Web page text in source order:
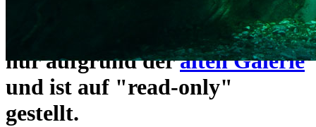
Das alte Forum hier existiert
nur aufgrund deralten Galerie
und ist auf "read-only"
gestellt.